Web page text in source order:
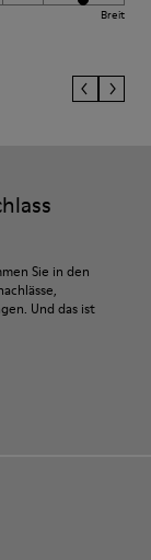
Breit
Sie in den
Und das ist